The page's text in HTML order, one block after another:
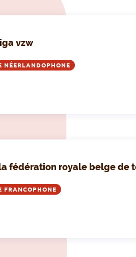
vzw
NÉERLANDOPHONE
fédération royale belge de
FRANCOPHONE